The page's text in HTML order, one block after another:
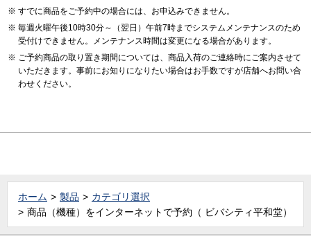
すでに商品をご予約中の場合には、お申込みできません。
毎週火曜午後10時30分～（翌日）午前7時までシステムメンテナンスのため
受付けできません。メンテナンス時間は変更になる場合があります。
ご予約商品の取り置き期間については、商品入荷のご連絡時にご案内させて
いただきます。事前にお知りになりたい場合はお手数ですが店舗へお問い合
わせください。
ホーム 製品
カテゴリ選択
商品（機種）をインターネットで予約（ ビバシティ平和堂）